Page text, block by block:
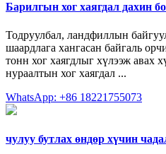
Барилгын хог хаягдал дахин
Тодруулбал, ландфиллын
шаардлага хангасан байгаль
тонн хог хаягдлыг хүлээж авах
нураалтын хог хаягдал ...
WhatsApp: +86 18221755073
чулуу бутлах өндөр хүчин